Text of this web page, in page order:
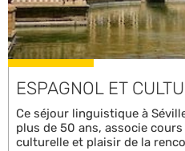
ESPAGNOL ET
Ce séjour linguistique à
plus de 50 ans, associe
culturelle et plaisir de la